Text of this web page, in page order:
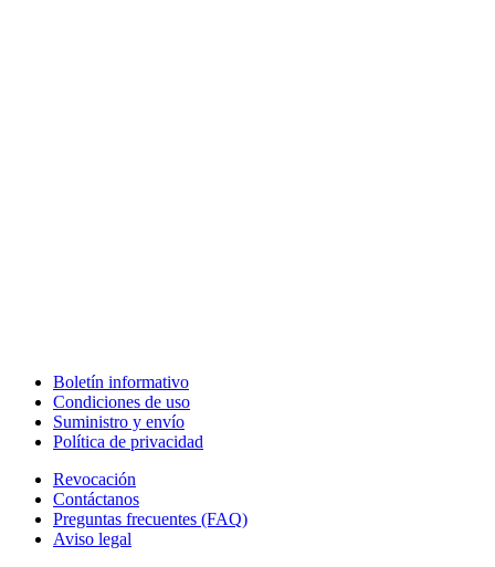
Boletín informativo
Condiciones de uso
Suministro y envío
Política de privacidad
Revocación
Contáctanos
Preguntas frecuentes (FAQ)
Aviso legal